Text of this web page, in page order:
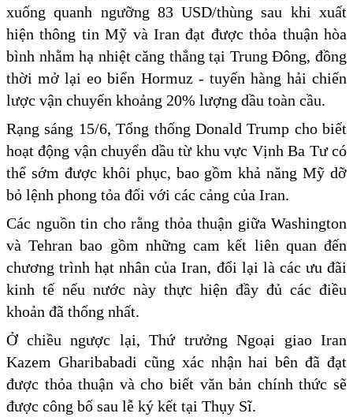
xuống quanh ngưỡng 83 USD/thùng sau khi xuất
hiện thông tin Mỹ và Iran đạt được thỏa thuận hòa
bình nhằm hạ nhiệt căng thẳng tại Trung Đông, đồng
thời mở lại eo biển Hormuz - tuyến hàng hải chiến
lược vận chuyển khoảng 20% lượng dầu toàn cầu.
Rạng sáng 15/6, Tổng thống Donald Trump cho biết
hoạt động vận chuyển dầu từ khu vực Vịnh Ba Tư có
thể sớm được khôi phục, bao gồm khả năng Mỹ dỡ
bỏ lệnh phong tỏa đối với các cảng của Iran.
Các nguồn tin cho rằng thỏa thuận giữa Washington
và Tehran bao gồm những cam kết liên quan đến
chương trình hạt nhân của Iran, đổi lại là các ưu đãi
kinh tế nếu nước này thực hiện đầy đủ các điều
khoản đã thống nhất.
Ở chiều ngược lại, Thứ trưởng Ngoại giao Iran
Kazem Gharibabadi cũng xác nhận hai bên đã đạt
được thỏa thuận và cho biết văn bản chính thức sẽ
được công bố sau lễ ký kết tại Thụy Sĩ.